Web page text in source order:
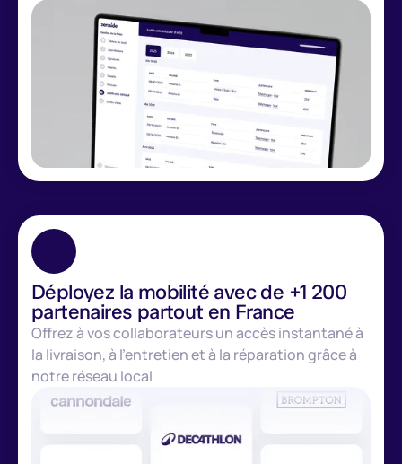
Déployez la mobilité avec de +1 200
partenaires partout en France
Offrez à vos collaborateurs un accès instantané à
la livraison, à l’entretien et à la réparation grâce à
notre réseau local